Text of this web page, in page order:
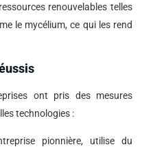
renouvelables telles
le mycélium, ce qui les rend
ont pris des mesures
technologies :
pionnière, utilise du